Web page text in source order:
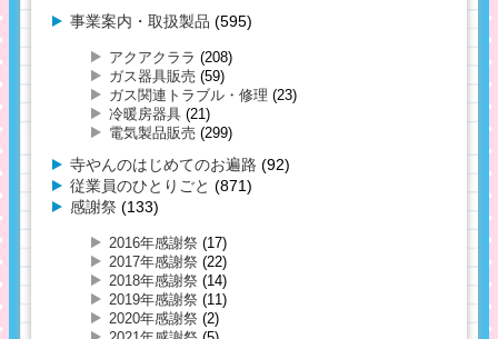
事業案内・取扱製品 (595)
アクアクララ (208)
ガス器具販売 (59)
ガス関連トラブル・修理 (23)
冷暖房器具 (21)
電気製品販売 (299)
寺やんのはじめてのお遍路 (92)
従業員のひとりごと (871)
感謝祭 (133)
2016年感謝祭 (17)
2017年感謝祭 (22)
2018年感謝祭 (14)
2019年感謝祭 (11)
2020年感謝祭 (2)